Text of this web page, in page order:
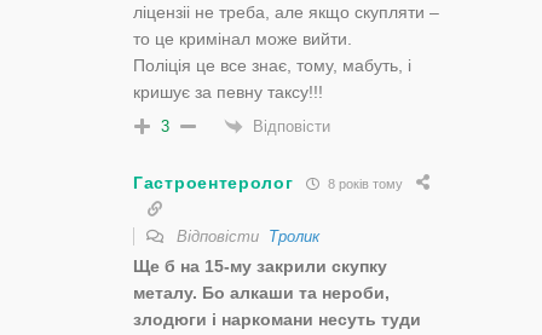
ліцензіі не треба, але якщо скупляти –
то це кримінал може вийти.
Поліція це все знає, тому, мабуть, і
кришує за певну таксу!!!
3 Відповісти
Гастроентеролог 8 років тому
Відповісти Тролик
Ще б на 15-му закрили скупку
металу. Бо алкаши та нероби,
злодюги і наркомани несуть туди